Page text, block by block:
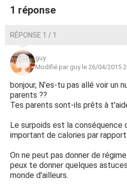
1 réponse
RÉPONSE 1 / 1
guy
Modifié par guy le 26/04/2015
bonjour, N'es-tu pas allé voir un
parents ??
Tes parents sont-ils prêts à
Le surpoids est la conséquence
important de calories par rapport
On ne peut pas donner de
peux te donner quelques
monde d'ailleurs.